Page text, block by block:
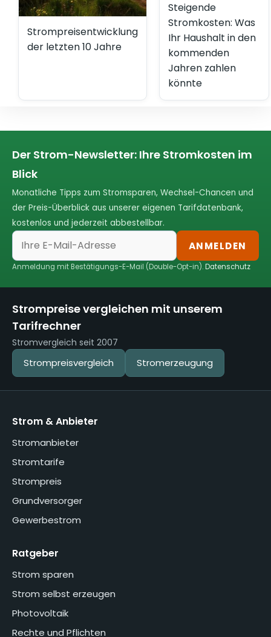
Strompreisentwicklung
der letzten 10 Jahre
Steigende
Stromkosten: Was
Ihr Haushalt in den
kommenden
Jahren zahlen
könnte
Der Strom-Newsletter: Ihre Stromkosten im
Blick
Monatliche Tipps zum Stromsparen, Wechsel-Chancen und
der Preis-Überblick aus unserer eigenen Tarifdatenbank,
kostenlos und jederzeit abbestellbar.
ANMELDEN
Anmeldung mit Bestätigungs-E-Mail (Double-Opt-in).Datenschutz
Strompreise vergleichen mit unserem
Tarifrechner
Stromvergleich seit 2007
Strompreisvergleich Stromerzeugung
Strom & Anbieter
Stromanbieter
Stromtarife
Strompreis
Grundversorger
Gewerbestrom
Ratgeber
Strom sparen
Strom selbst erzeugen
Photovoltaik
Rechte und Pflichten